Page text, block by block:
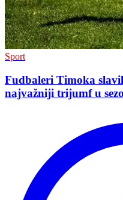
Sport
Fudbaleri Timoka
najvažniji trijumf u